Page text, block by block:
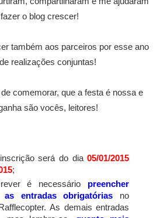
o blog crescer!
também aos parceiros por esse ano
realizações conjuntas!
comemorar, que a festa é nossa e
são vocês, leitores!
será do dia05/01/2015
;
é necessário preencher
as entradas obrigatórias no
As demais entradas